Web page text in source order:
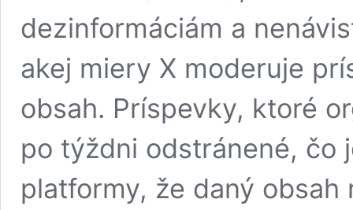
dezinformáciám a
akej miery X moderuje
obsah. Príspevky, ktoré
po týždni odstránené, čo
platformy, že daný